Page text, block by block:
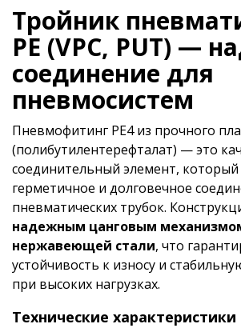
Тройник
PE (VPC, PUT) —
соединение для
пневмосистем
Пневмофитинг PE4 из прочного
(полибутилентерефталат) — это
соединительный элемент, который
герметичное и долговечное
пневматических трубок.
надежным цанговым
нержавеющей стали, что
устойчивость к износу и
при высоких нагрузках.
Технические характеристики